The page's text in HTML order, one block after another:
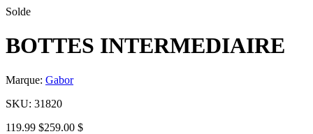
Solde
BOTTES INTERMEDIAIRE
Marque: Gabor
SKU: 31820
119.99 $259.00 $